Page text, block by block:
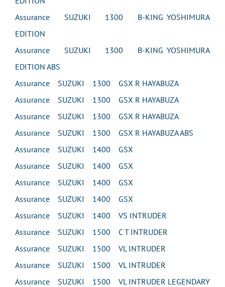
Assurance SUZUKI 1300 B-KING YOSHIMURA
EDITION
Assurance SUZUKI 1300 B-KING YOSHIMURA
EDITION ABS
Assurance SUZUKI 1300 GSX R HAYABUZA
Assurance SUZUKI 1300 GSX R HAYABUZA
Assurance SUZUKI 1300 GSX R HAYABUZA
Assurance SUZUKI 1300 GSX R HAYABUZA ABS
Assurance SUZUKI 1400 GSX
Assurance SUZUKI 1400 GSX
Assurance SUZUKI 1400 GSX
Assurance SUZUKI 1400 GSX
Assurance SUZUKI 1400 VS INTRUDER
Assurance SUZUKI 1500 C T INTRUDER
Assurance SUZUKI 1500 VL INTRUDER
Assurance SUZUKI 1500 VL INTRUDER
Assurance SUZUKI 1500 VL INTRUDER LEGENDARY